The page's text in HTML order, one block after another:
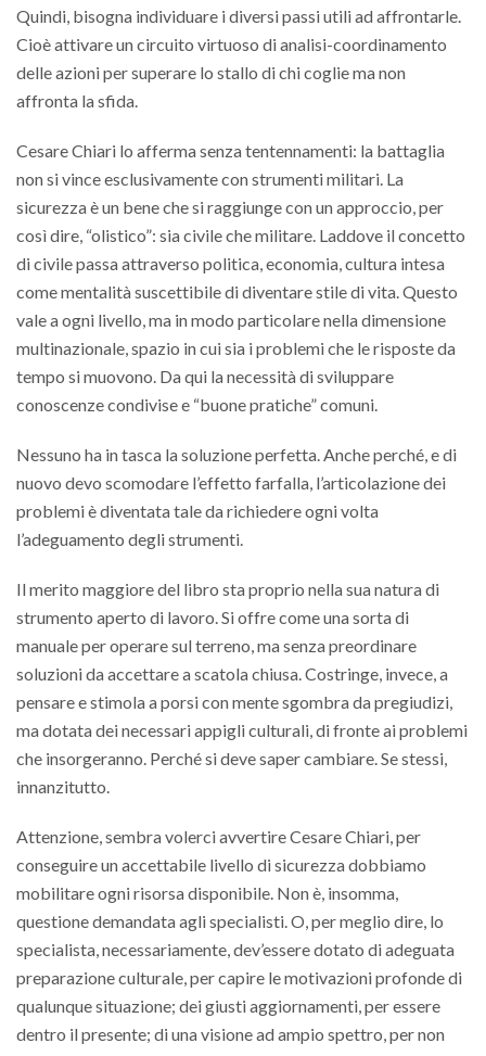
Quindi, bisogna individuare i diversi passi utili ad affrontarle.
Cioè attivare un circuito virtuoso di analisi-coordinamento
delle azioni per superare lo stallo di chi coglie ma non
affronta la sfida.
Cesare Chiari lo afferma senza tentennamenti: la battaglia
non si vince esclusivamente con strumenti militari. La
sicurezza è un bene che si raggiunge con un approccio, per
così dire, “olistico”: sia civile che militare. Laddove il concetto
di civile passa attraverso politica, economia, cultura intesa
come mentalità suscettibile di diventare stile di vita. Questo
vale a ogni livello, ma in modo particolare nella dimensione
multinazionale, spazio in cui sia i problemi che le risposte da
tempo si muovono. Da qui la necessità di sviluppare
conoscenze condivise e “buone pratiche” comuni.
Nessuno ha in tasca la soluzione perfetta. Anche perché, e di
nuovo devo scomodare l’effetto farfalla, l’articolazione dei
problemi è diventata tale da richiedere ogni volta
l’adeguamento degli strumenti.
Il merito maggiore del libro sta proprio nella sua natura di
strumento aperto di lavoro. Si offre come una sorta di
manuale per operare sul terreno, ma senza preordinare
soluzioni da accettare a scatola chiusa. Costringe, invece, a
pensare e stimola a porsi con mente sgombra da pregiudizi,
ma dotata dei necessari appigli culturali, di fronte ai problemi
che insorgeranno. Perché si deve saper cambiare. Se stessi,
innanzitutto.
Attenzione, sembra volerci avvertire Cesare Chiari, per
conseguire un accettabile livello di sicurezza dobbiamo
mobilitare ogni risorsa disponibile. Non è, insomma,
questione demandata agli specialisti. O, per meglio dire, lo
specialista, necessariamente, dev’essere dotato di adeguata
preparazione culturale, per capire le motivazioni profonde di
qualunque situazione; dei giusti aggiornamenti, per essere
dentro il presente; di una visione ad ampio spettro, per non